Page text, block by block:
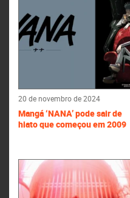
20 de novembro de 2024
Mangá ‘NANA’ pode sair de
hiato que começou em 2009